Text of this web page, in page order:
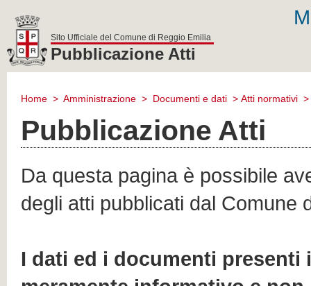
reggio
Sito Ufficiale del Comune di Reggio Emilia
Pubblicazione Atti
Home > Amministrazione > Documenti e dati > Atti normativi >
Pubblicazione Atti
Da questa pagina è possibile
degli atti pubblicati dal Comune
I dati ed i documenti presenti